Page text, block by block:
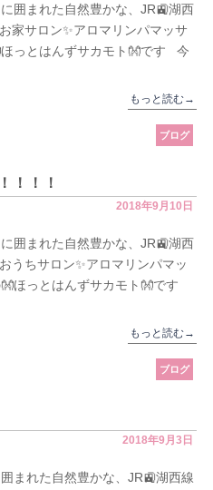
囲まれた自然豊かな、JR🚉湖西
家サロン✨アロマリンパマッサ
っとはんずサカモト👐です 今
もっと読む→
ブログ
！！！
2018年9月10日
囲まれた自然豊かな、JR🚉湖西
ちサロン✨アロマリンパマッ
ほっとはんずサカモト👐です
もっと読む→
ブログ
2018年9月3日
まれた自然豊かな、JR🚉湖西線